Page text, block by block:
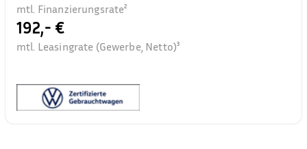
mtl. Finanzierungsrate²
192,- €
mtl. Leasingrate (Gewerbe, Netto)³